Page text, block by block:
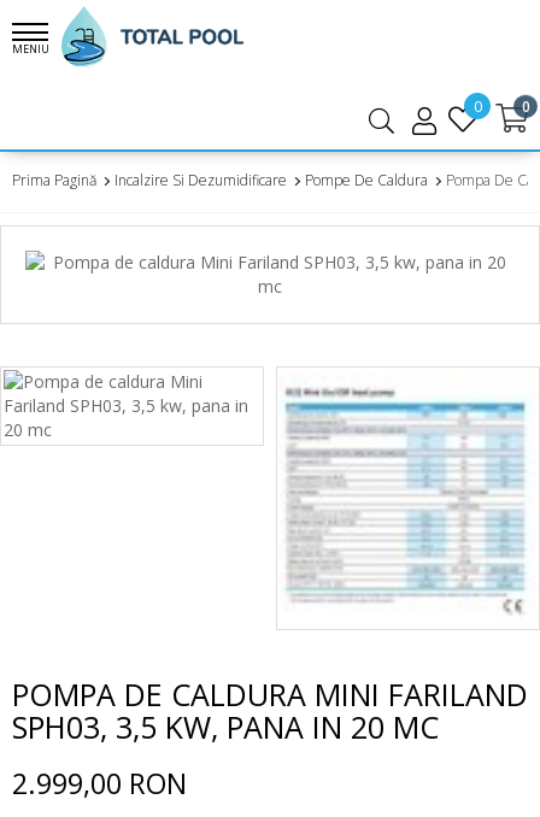
MENIU
0 0
Prima Pagină Incalzire Si Dezumidificare Pompe De Caldura Pompa De
POMPA DE CALDURA MINI FARILAND
SPH03, 3,5 KW, PANA IN 20 MC
2.999,00 RON